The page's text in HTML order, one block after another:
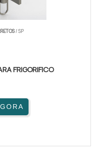
/ SP
FRIGORIFICO